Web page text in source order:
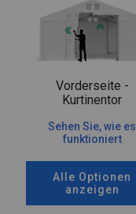
Vorderseite -
Kurtinentor
Sehen Sie, wie es
funktioniert
Alle Optionen
anzeigen